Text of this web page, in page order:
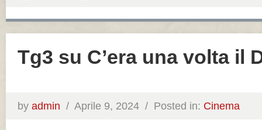
Tg3 su C’era una volta il
by admin / Aprile 9, 2024 / Posted in: Cinema